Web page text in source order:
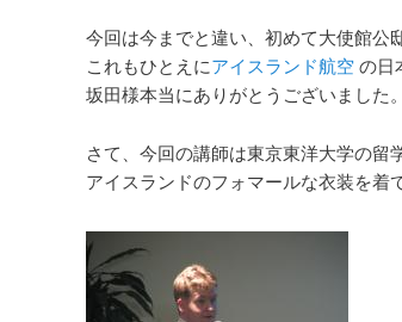
今回は今までと違い、初めて大使館公
これもひとえにアイスランド航空の日
坂田様本当にありがとうございました。
さて、今回の講師は東京東洋大学の留
アイスランドのフォマールな衣装を着